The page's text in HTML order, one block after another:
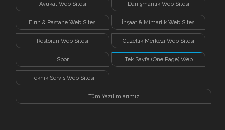
Avukat Web Sitesi Danışmanlık Web Sitesi
Fırın & Pastane Web Sitesi İnşaat & Mimarlık Web Sitesi
Restoran Web Sitesi Güzellik Merkezi Web Sitesi
Spor Tek Sayfa (One Page) Web
Teknik Servis Web Sitesi
Tüm Yazılımlarımız